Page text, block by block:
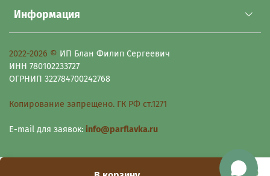
Информация
2022-2026 © ИП Блан Филип Сергеевич
ИНН 780102233727
ОГРНИП 322784700242768
Копирование запрещено. ГК РФ ст.1271
E-mail для заявок: info@parflavka.ru